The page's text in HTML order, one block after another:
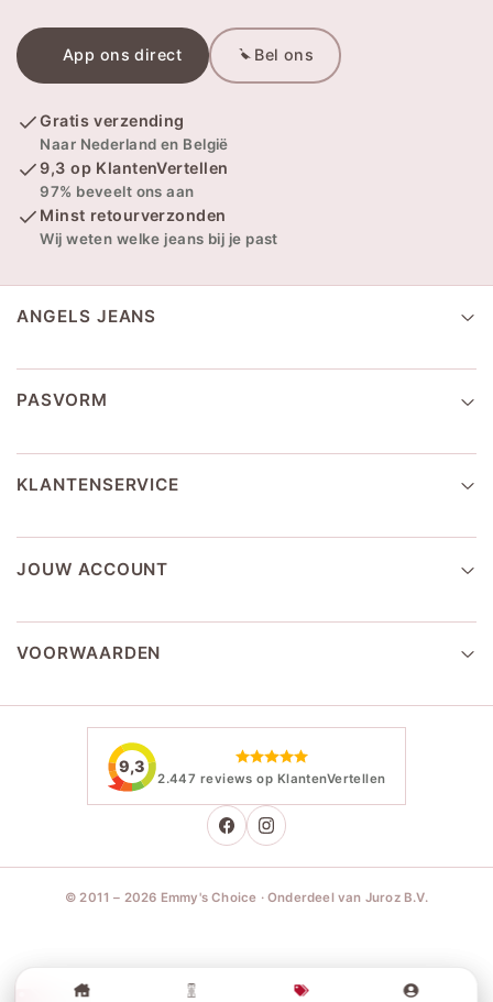
App ons direct Bel ons
Gratis verzending
Naar Nederland en België
9,3 op KlantenVertellen
97% beveelt ons aan
Minst retourverzonden
Wij weten welke jeans bij je past
ANGELS JEANS
PASVORM
KLANTENSERVICE
JOUW ACCOUNT
VOORWAARDEN
9,3
2.447 reviews op KlantenVertellen
© 2011 – 2026 Emmy's Choice · Onderdeel van Juroz B.V.